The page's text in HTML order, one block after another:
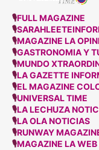
🎙FULL MAGAZINE
🎙
🎙MAGAZINE LA
🎙GASTRONOMIA Y
🎙MUNDO
🎙LA GAZETTE
🎙EL MAGAZINE
🎙UNIVERSAL TIME
🎙LA LECHUZA
🎙LA OLA NOTICIAS
🎙RUNWAY
🎙MAGAZINE LA WEB